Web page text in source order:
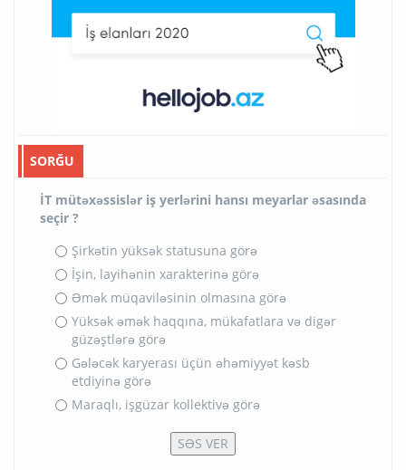
SORĞU
İT mütəxəssislər iş yerlərini hansı meyarlar əsasında
seçir ?
Şirkətin yüksək statusuna görə
İşin, layihənin xarakterinə görə
Əmək müqaviləsinin olmasına görə
Yüksək əmək haqqına, mükafatlara və digər
güzəştlərə görə
Gələcək karyerası üçün əhəmiyyət kəsb
etdiyinə görə
Maraqlı, işgüzar kollektivə görə